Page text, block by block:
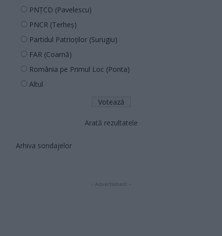
PNȚCD (Pavelescu)
PNCR (Terheș)
Partidul Patrioților (Surugiu)
FAR (Coarnă)
România pe Primul Loc (Ponta)
Altul
Arată rezultatele
Arhiva sondajelor
- Advertisment -